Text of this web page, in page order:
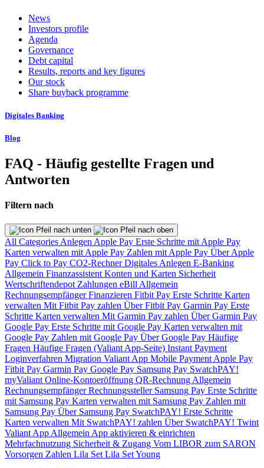
News
Investors profile
Agenda
Governance
Debt capital
Results, reports and key figures
Our stock
Share buyback programme
Digitales Banking
Blog
FAQ - Häufig gestellte Fragen und
Antworten
Filtern nach
All Categories Anlegen Apple Pay Erste Schritte mit Apple Pay
Karten verwalten mit Apple Pay Zahlen mit Apple Pay Über Apple
Pay Click to Pay CO2-RechnerDigitales Anlegen E-Banking
Allgemein Finanzassistent Konten und Karten Sicherheit
Wertschriftendepot Zahlungen eBill Allgemein
RechnungsempfängerFinanzieren Fitbit Pay Erste Schritte Karten
verwalten Mit Fitbit Pay zahlen Über Fitbit Pay Garmin Pay Erste
Schritte Karten verwalten Mit Garmin Pay zahlen Über Garmin Pay
Google Pay Erste Schritte mit Google Pay Karten verwalten mit
Google Pay Zahlen mit Google Pay Über Google Pay Häufige
Fragen Häufige Fragen (Valiant App-Seite) Instant Payment
Loginverfahren Migration Valiant App Mobile Payment Apple Pay
Fitbit Pay Garmin Pay Google Pay Samsung Pay SwatchPAY!
myValiant Online-Kontoeröffnung QR-Rechnung Allgemein
RechnungsempfängerRechnungssteller Samsung Pay Erste Schritte
mit Samsung Pay Karten verwalten mit Samsung Pay Zahlen mit
Samsung Pay Über Samsung Pay SwatchPAY! Erste Schritte
Karten verwalten Mit SwatchPAY! zahlen Über SwatchPAY! Twint
Valiant App Allgemein App aktivieren & einrichten
Mehrfachnutzung Sicherheit & Zugang Vom LIBOR zum SARON
Vorsorgen Zahlen Lila Set Lila Set Young